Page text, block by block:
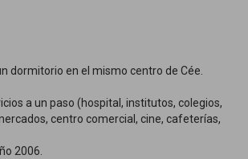
dormitorio en el mismo centro de Cée.
a un paso (hospital, institutos, colegios,
centro comercial, cine, cafeterías,
2006.